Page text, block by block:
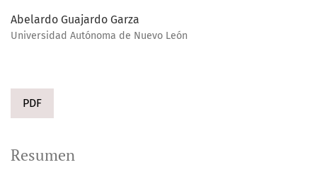
Abelardo Guajardo Garza
Universidad Autónoma de Nuevo León
PDF
Resumen